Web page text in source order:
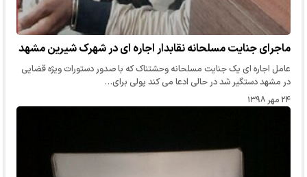
ماجرای جنایت مسلحانه نقابدار اجاره ای در شهرک شیرین مشهد
عامل اجاره ای یک جنایت مسلحانه وحشتناک که با صدور دستورات ویژه قضایی
در مشهد دستگیر شد در حالی ادعا می کند پولی برای…
۲۴ مهر ۱۳۹۸